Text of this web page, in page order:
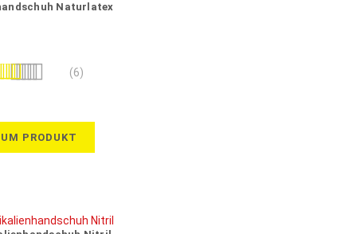
Naturlatex
(6)
PRODUKT